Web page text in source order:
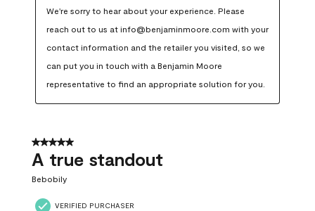
We're sorry to hear about your experience. Please
reach out to us at info@benjaminmoore.com with your
contact information and the retailer you visited, so we
can put you in touch with a Benjamin Moore
representative to find an appropriate solution for you.
5 out of 5 stars.
A true standout
Bebobily
VERIFIED PURCHASER